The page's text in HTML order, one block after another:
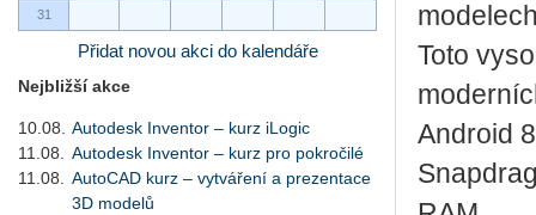
31
Přidat novou akci do kalendáře
Nejbližší akce
10.08.
Autodesk Inventor – kurz iLogic
11.08.
Autodesk Inventor – kurz pro pokročilé
11.08.
AutoCAD kurz – vytváření a prezentace
3D modelů
Toto
Android